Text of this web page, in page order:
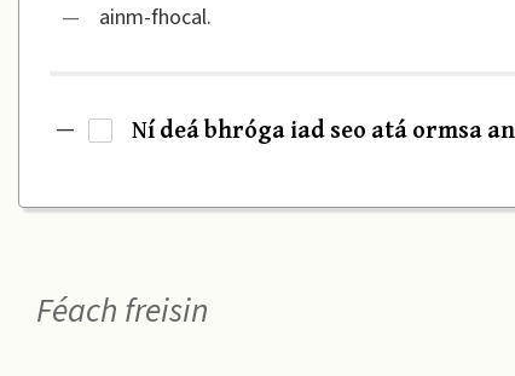
— ainm-fhocal.
— Ní deá bhróga iad seo atá ormsa
Féach freisin